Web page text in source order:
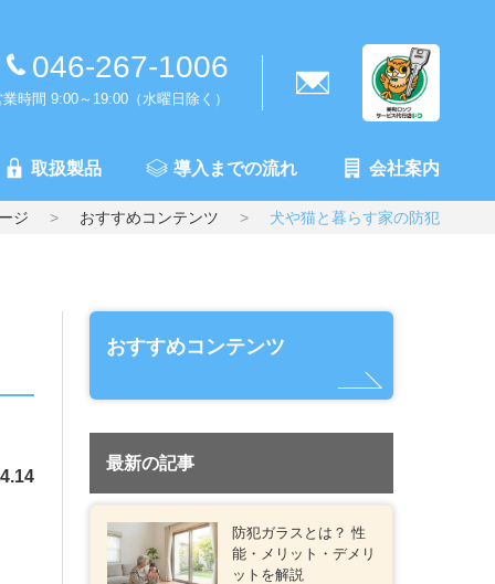
046-267-1006
業時間 9:00～19:00（水曜日除く）
取扱製品 導入までの流れ 会社案内
ジ おすすめコンテンツ 犬や猫と暮らす家の防犯
おすすめコンテンツ
最新の記事
防犯ガラスとは？ 性
能・メリット・デメリ
ットを解説